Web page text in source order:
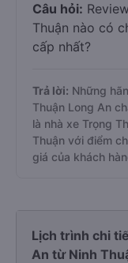
Câu hỏi:
Thuận nào có
cấp nhất?
Trả lời: Những
Thuận Long An
là nhà xe Trọng
Thuận với điểm
giá của khách
Lịch trình chi
An từ Ninh